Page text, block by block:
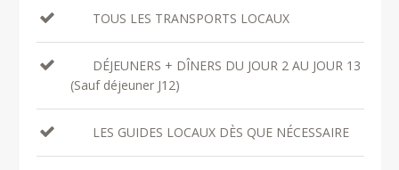
TOUS LES TRANSPORTS LOCAUX
DÉJEUNERS + DÎNERS DU JOUR 2 AU JOUR 13
(Sauf déjeuner J12)
LES GUIDES LOCAUX DÈS QUE NÉCESSAIRE